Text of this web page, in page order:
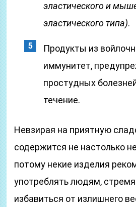
эластического и
эластического типа).
Продукты из
иммунитет,
простудных
течение.
Невзирая на приятную
содержится не настолько
потому некие изделия
употреблять людям,
избавиться от излишнего